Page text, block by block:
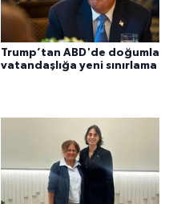
Trump’tan ABD'de doğumla
vatandaşlığa yeni sınırlama